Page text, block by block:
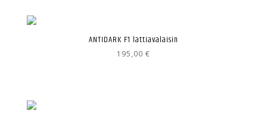
ANTIDARK F1 lattiavalaisin
195,00 €